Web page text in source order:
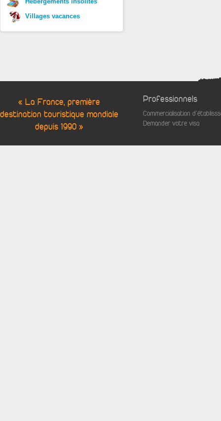
Villages vacances
« La France, première
destination touristique mondiale
depuis 1990 »
Professionnels
Commercialisation
Demander votre visa